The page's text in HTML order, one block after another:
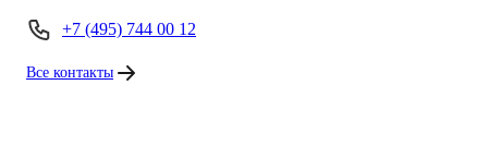
+7 (495) 744 00 12
Все контакты